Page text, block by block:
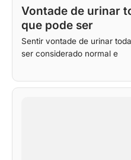
Vontade de urinar
que pode ser
Sentir vontade de urinar
ser considerado normal e